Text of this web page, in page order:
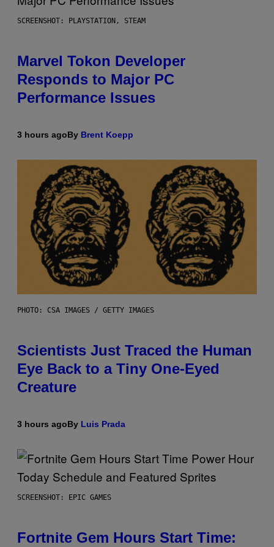
SCREENSHOT: PLAYSTATION, STEAM
Marvel Tokon Developer
Responds to Major PC
Performance Issues
3 hours agoBy Brent Koepp
PHOTO: CSA IMAGES / GETTY IMAGES
Scientists Just Traced the Human
Eye Back to a Tiny One-Eyed
Creature
3 hours agoBy Luis Prada
SCREENSHOT: EPIC GAMES
Fortnite Gem Hours Start Time: